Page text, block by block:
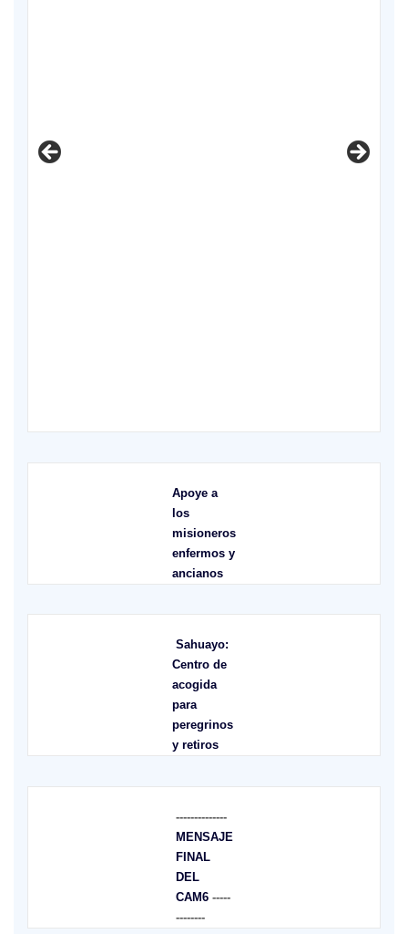
Apoye a
los
misioneros
enfermos y
ancianos
Sahuayo:
Centro de
acogida
para
peregrinos
y retiros
--------------
MENSAJE
FINAL
DEL
CAM6-----
--------